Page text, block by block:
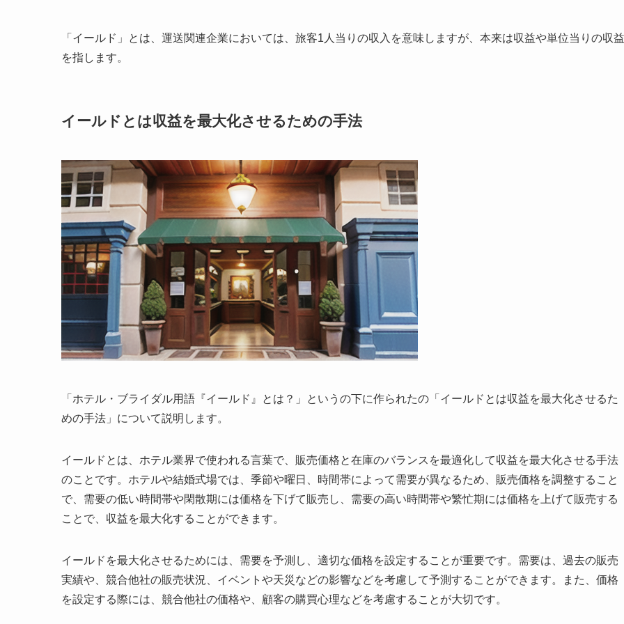
「イールド」とは、運送関連企業においては、旅客1人当りの収入を意味しますが、本来は収益や単位当りの収益
を指します。
イールドとは収益を最大化させるための手法
「ホテル・ブライダル用語『イールド』とは？」というの下に作られたの「イ ールドとは収益を最大化させるた
めの手法 」について説明します。
イールドとは、ホテル業界で使われる言葉で、販売価格と在庫のバランスを最適化して収益を最大化させる手法
のことです。ホテルや結婚式場では、季節や曜日、時間帯によって需要が異なるため、販売価格を調整すること
で、需要の低い時間帯や閑散期には価格を下げて販売し、需要の高い時間帯や繁忙期には価格を上げて販売する
ことで、収益を最大化することができます。
イールドを最大化させるためには、需要を予測し、適切な価格を設定することが重要です。需要は、過去の販売
実績や、競合他社の販売状況、イベントや天災などの影響などを考慮して予測することができます。また、価格
を設定する際には、競合他社の価格や、顧客の購買心理などを考慮することが大切です。